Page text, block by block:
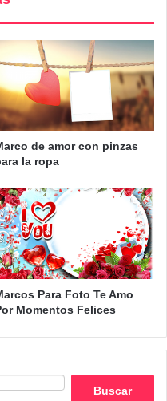
de amor con pinzas
la ropa
Para Foto Te Amo
Momentos Felices